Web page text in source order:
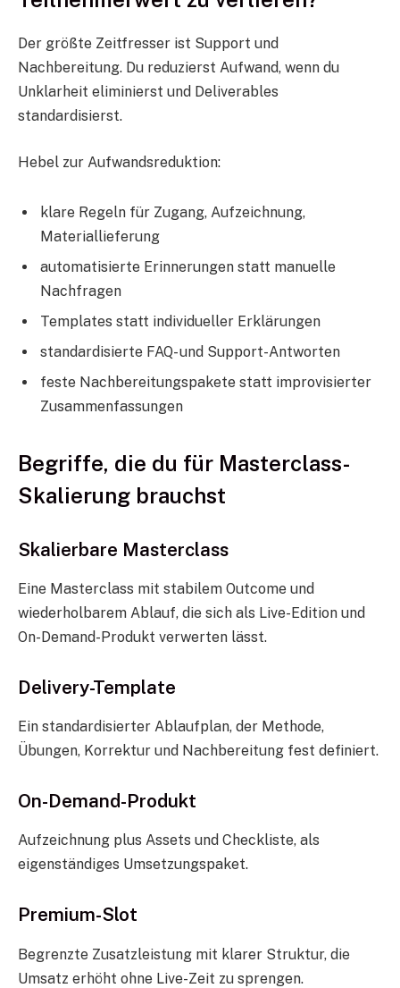
Der größte Zeitfresser ist Support und
Nachbereitung. Du reduzierst Aufwand, wenn du
Unklarheit eliminierst und Deliverables
standardisierst.
Hebel zur Aufwandsreduktion:
klare Regeln für Zugang, Aufzeichnung,
Materiallieferung
automatisierte Erinnerungen statt manuelle
Nachfragen
Templates statt individueller Erklärungen
standardisierte FAQ- und Support-Antworten
feste Nachbereitungspakete statt improvisierter
Zusammenfassungen
Begriffe, die du für Masterclass-
Skalierung brauchst
Skalierbare Masterclass
Eine Masterclass mit stabilem Outcome und
wiederholbarem Ablauf, die sich als Live-Edition und
On-Demand-Produkt verwerten lässt.
Delivery-Template
Ein standardisierter Ablaufplan, der Methode,
Übungen, Korrektur und Nachbereitung fest definiert.
On-Demand-Produkt
Aufzeichnung plus Assets und Checkliste, als
eigenständiges Umsetzungspaket.
Premium-Slot
Begrenzte Zusatzleistung mit klarer Struktur, die
Umsatz erhöht ohne Live-Zeit zu sprengen.